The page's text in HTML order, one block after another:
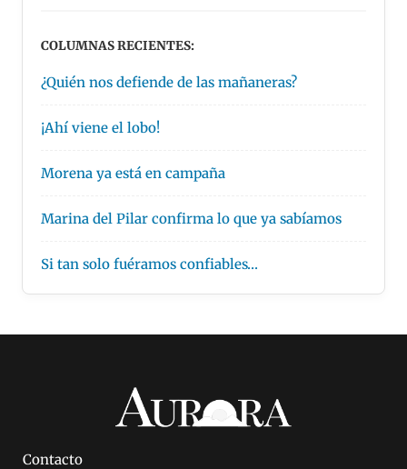
COLUMNAS RECIENTES:
¿Quién nos defiende de las mañaneras?
¡Ahí viene el lobo!
Morena ya está en campaña
Marina del Pilar confirma lo que ya sabíamos
Si tan solo fuéramos confiables…
Contacto